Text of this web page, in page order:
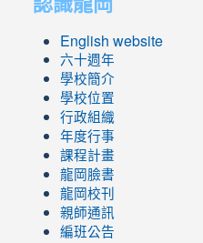
English website
六十週年
學校簡介
學校位置
行政組織
年度行事
課程計畫
龍岡臉書
龍岡校刊
親師通訊
編班公告